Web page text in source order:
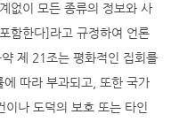
없이 모든 종류의 정보와 사
함한다]라고 규정하여 언론
제 21조는 평화적인 집회를
따라 부과되고, 또한 국가
나 도덕의 보호 또는 타인